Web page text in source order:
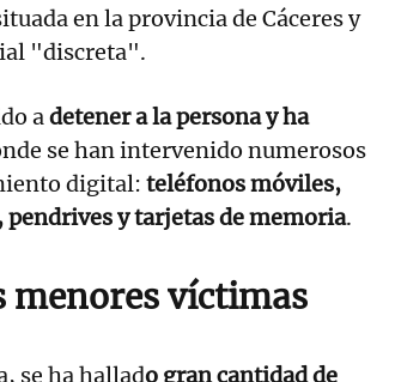
en la provincia de Cáceres y
"discreta".
adetener a la persona y ha
se han intervenido numerosos
digital: teléfonos móviles,
y tarjetas de memoria.
menores víctimas
se ha hallado gran cantidad de